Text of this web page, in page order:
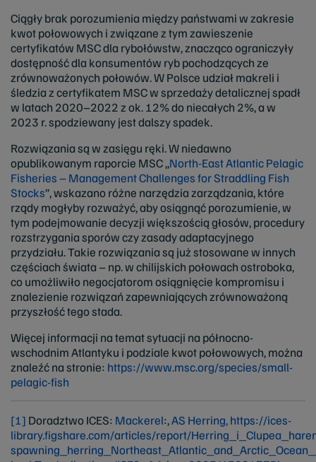
Ciągły brak porozumienia między państwami w zakresie
kwot połowowych i związane z tym zawieszenie
certyfikatów MSC dla rybołówstw, znacząco ograniczyły
dostępność dla konsumentów ryb pochodzących ze
zrównoważonych połowów. W Polsce udział makreli i
śledzia z certyfikatem MSC w sprzedaży detalicznej spadł
w latach 2020–2022 z ok. 12% do niecałych 2%, a w
2023 r. spodziewany jest dalszy spadek.
Rozwiązania są w zasięgu ręki. W niedawno
opublikowanym raporcie MSC „North-East Atlantic Pelagic
Fisheries – Management Challenges for Straddling Fish
Stocks”, wskazano różne narzędzia zarządzania, które
rządy mogłyby rozważyć, aby osiągnąć porozumienie, w
tym podejmowanie decyzji większością głosów, procedury
rozstrzygania sporów czy zasady adaptacyjnego
przydziału. Takie rozwiązania są już stosowane w innych
częściach świata – np. w chilijskich połowach ostroboka,
co umożliwiło negocjatorom osiągnięcie kompromisu i
znalezienie rozwiązań zapewniających zrównoważoną
przyszłość tego stada.
Więcej informacji na temat sytuacji na północno-
wschodnim Atlantyku i podziale kwot połowowych, można
znaleźć na stronie: https://www.msc.org/species/small-
pelagic-fish
[1] Doradztwo ICES: Mackerel:,AS Herring,https://ices-
library.figshare.com/articles/report/